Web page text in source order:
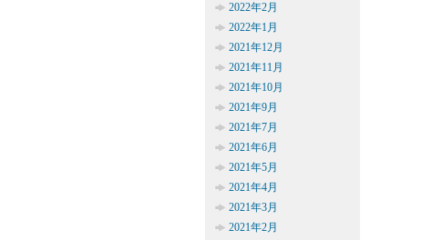
2022年2月
2022年1月
2021年12月
2021年11月
2021年10月
2021年9月
2021年7月
2021年6月
2021年5月
2021年4月
2021年3月
2021年2月